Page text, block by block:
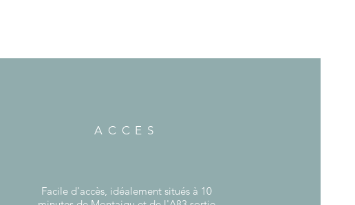
ACCES
Facile d'accès, idéalement situés à 10